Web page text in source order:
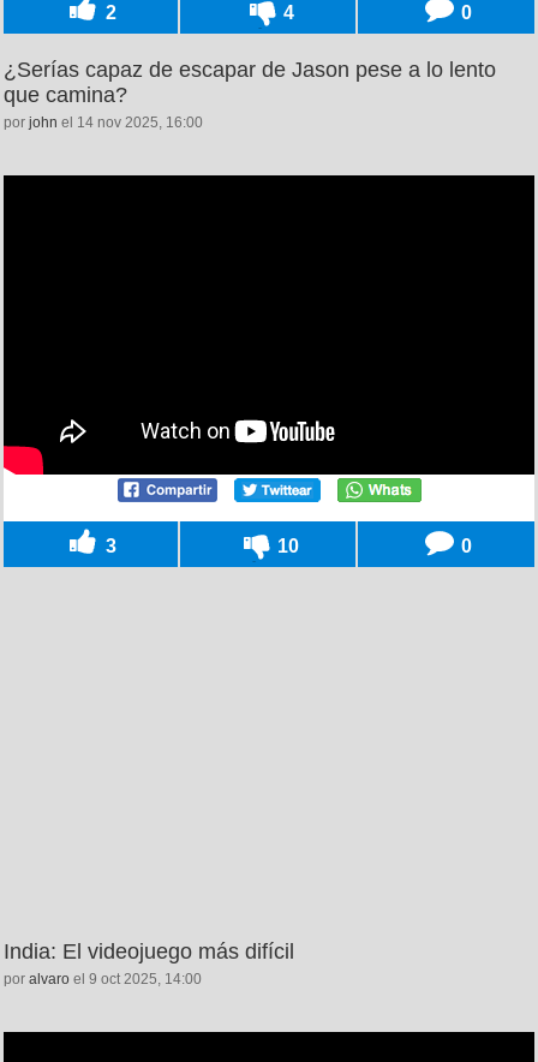
2 4 0
¿Serías capaz de escapar de Jason pese a lo lento
que camina?
por john el 14 nov 2025, 16:00
3 10 0
India: El videojuego más difícil
por alvaro el 9 oct 2025, 14:00